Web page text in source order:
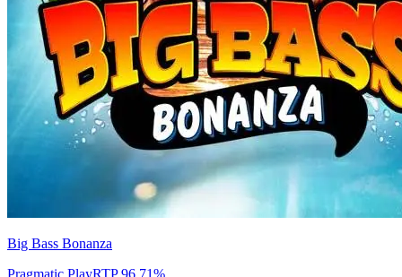
Big Bass Bonanza
Pragmatic PlayRTP96.71%